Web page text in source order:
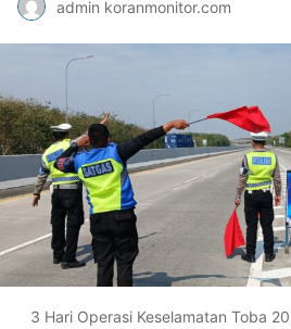
admin koranmonitor.com
3 Hari Operasi Keselamatan Toba